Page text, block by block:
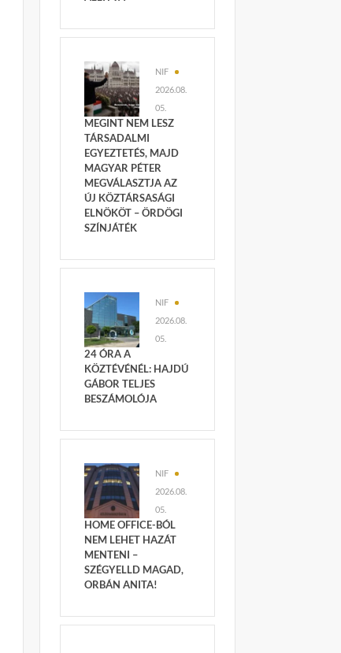
NIF
2026.08.
05.
MEGINT NEM LESZ
TÁRSADALMI
EGYEZTETÉS, MAJD
MAGYAR PÉTER
MEGVÁLASZTJA AZ
ÚJ KÖZTÁRSASÁGI
ELNÖKÖT – ÖRDÖGI
SZÍNJÁTÉK
NIF
2026.08.
05.
24 ÓRA A
KÖZTÉVÉNÉL: HAJDÚ
GÁBOR TELJES
BESZÁMOLÓJA
NIF
2026.08.
05.
HOME OFFICE-BÓL
NEM LEHET HAZÁT
MENTENI –
SZÉGYELLD MAGAD,
ORBÁN ANITA!